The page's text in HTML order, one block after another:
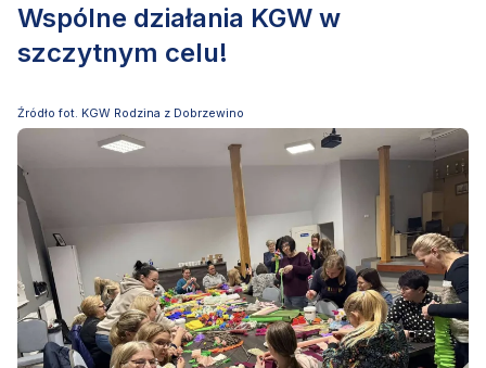
Wspólne działania KGW w
szczytnym celu!
Źródło fot. KGW Rodzina z Dobrzewino